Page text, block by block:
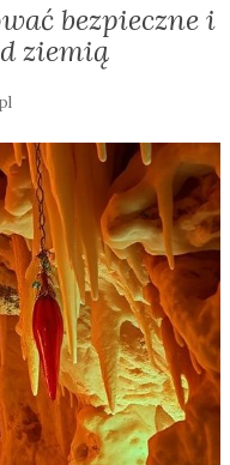
bezpieczne i
ziemią